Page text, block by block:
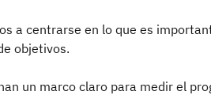
a centrarse en lo que es
objetivos.
un marco claro para medir el